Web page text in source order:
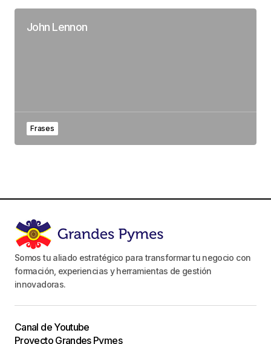
John Lennon
Frases
Somos tu aliado estratégico para transformar tu negocio con
formación, experiencias y herramientas de gestión
innovadoras.
Canal de Youtube
Proyecto Grandes Pymes